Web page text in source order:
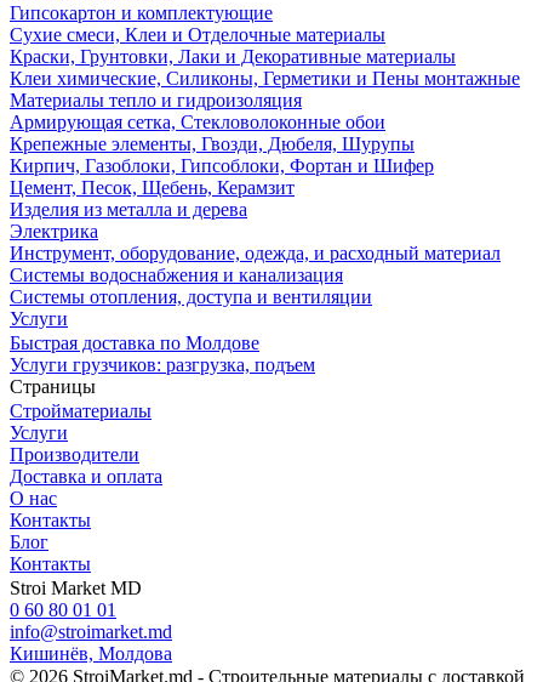
Гипсокартон и комплектующие
Сухие смеси, Клеи и Отделочные материалы
Краски, Грунтовки, Лаки и Декоративные материалы
Клеи химические, Силиконы, Герметики и Пены монтажные
Материалы тепло и гидроизоляция
Армирующая сетка, Стекловолоконные обои
Крепежные элементы, Гвозди, Дюбеля, Шурупы
Кирпич, Газоблоки, Гипсоблоки, Фортан и Шифер
Цемент, Песок, Щебень, Керамзит
Изделия из металла и дерева
Электрика
Инструмент, оборудование, одежда, и расходный материал
Системы водоснабжения и канализация
Системы отопления, доступа и вентиляции
Услуги
Быстрая доставка по Молдове
Услуги грузчиков: разгрузка, подъем
Страницы
Cтройматериалы
Услуги
Производители
Доставка и оплата
О нас
Контакты
Блог
Контакты
Stroi Market MD
0 60 80 01 01
info@stroimarket.md
Кишинёв, Молдова
© 2026 StroiMarket.md - Строительные материалы с доставкой